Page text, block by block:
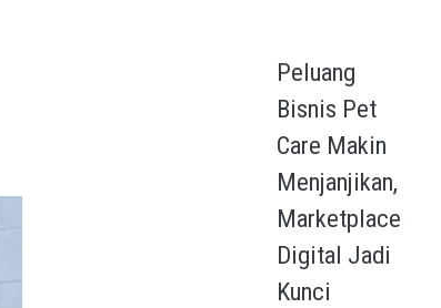
Peluang
Bisnis Pet
Care Makin
Menjanjikan,
Marketplace
Digital Jadi
Kunci